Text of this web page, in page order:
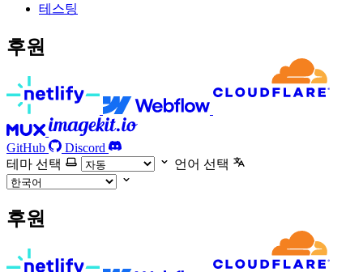
테스팅
후원
GitHub
Discord
테마 선택
언어 선택
후원